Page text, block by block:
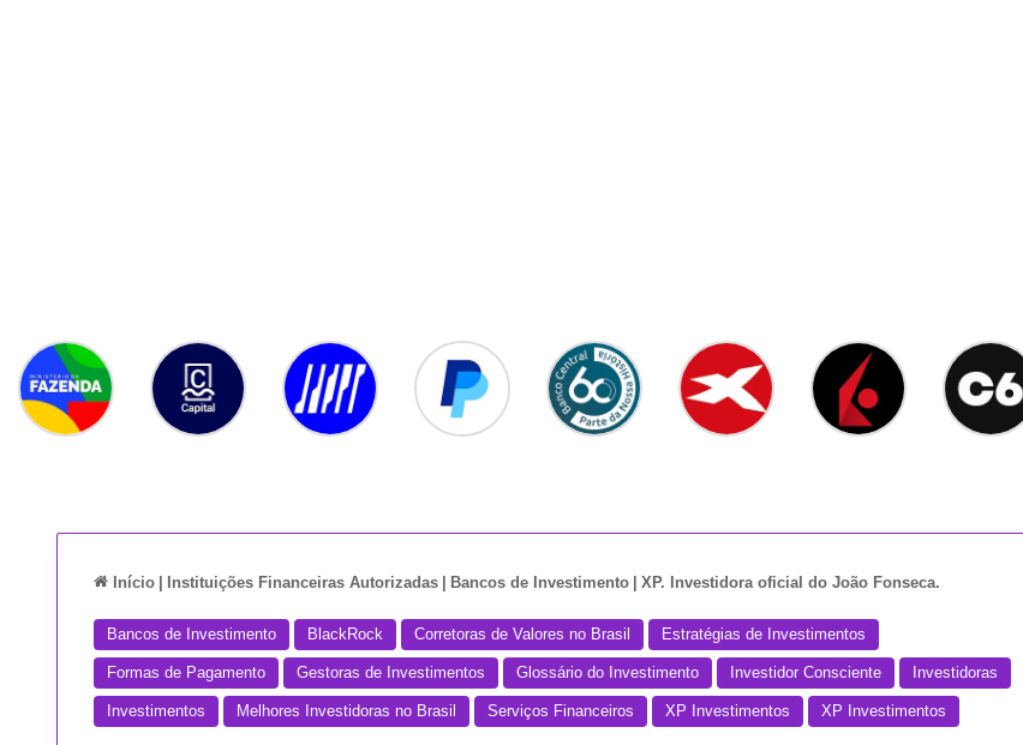
Início Instituições Financeiras Autorizadas Bancos de Investimento XP. Investidora oficial do João Fonseca.
Bancos de Investimento BlackRock Corretoras de Valores no Brasil Estratégias de Investimentos
Formas de Pagamento Gestoras de Investimentos Glossário do Investimento Investidor Consciente Investidoras
Investimentos Melhores Investidoras no Brasil Serviços Financeiros XP Investimentos XP Investimentos